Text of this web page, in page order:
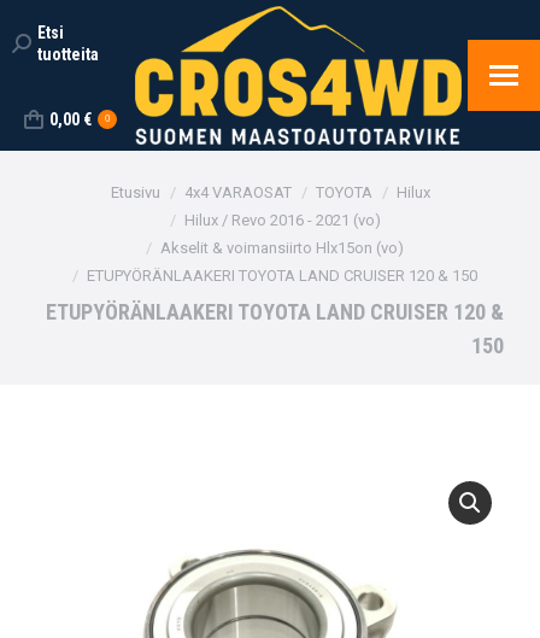
Search:
Etsi
tuotteita
0,00 € 0
You are here:
Etusivu 4x4 VARAOSAT TOYOTA
Hilux
Hilux / Revo 2016 - 2021 (vo)
Akselit & voimansiirto Hlx15on (vo)
ETUPYÖRÄNLAAKERI TOYOTA LAND CRUISER 120 & 150
ETUPYÖRÄNLAAKERI TOYOTA LAND CRUISER 120 &
150